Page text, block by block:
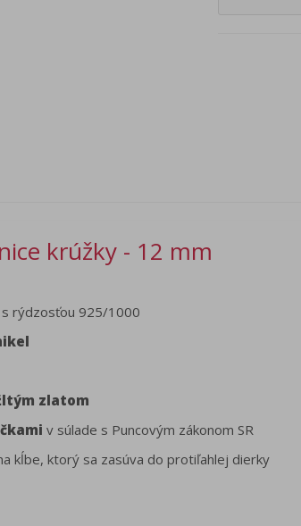
krúžky - 12 mm
rýdzosťou 925/1000
zlatom
v súlade s Puncovým zákonom SR
kĺbe, ktorý sa zasúva do protiľahlej dierky